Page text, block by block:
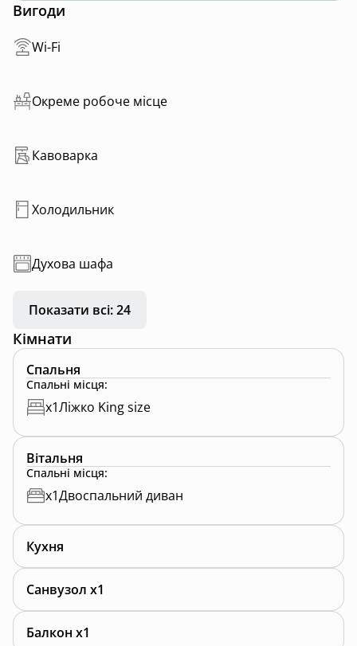
Вигоди
Wi-Fi
Окреме робоче місце
Кавоварка
Холодильник
Духова шафа
Показати всі: 24
Кімнати
Спальня
Спальні місця:
x1Ліжко King size
Вітальня
Спальні місця:
x1Двоспальний диван
Кухня
Санвузол x1
Балкон x1